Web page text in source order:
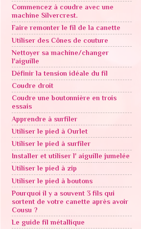
Commencez à coudre avec une
machine Silvercrest.
Faire remonter le fil de la canette
Utiliser des Cônes de couture
Nettoyer sa machine/changer
l'aiguille
Définir la tension idéale du fil
Coudre droit
Coudre une boutonnière en trois
essais
Apprendre à surfiler
Utiliser le pied à Ourlet
Utiliser le pied à surfiler
Installer et utiliser l' aiguille jumelée
Utiliser le pied à zip
Utiliser le pied à boutons
Pourquoi il y a souvent 3 fils qui
sortent de votre canette après avoir
Cousu ?
Le guide fil métallique